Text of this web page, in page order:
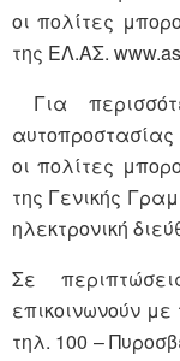
οι πολίτες
της ΕΛ.ΑΣ.
Για
οι πολίτες
της Γενικής
ηλεκτρονική
Σε
επικοινωνούν
τηλ. 100 –